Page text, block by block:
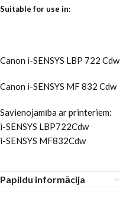
Suitable for use in:
Canon i-SENSYS LBP 722 Cdw
Canon i-SENSYS MF 832 Cdw
Savienojamība ar printeriem:
i-SENSYS LBP722Cdw
i-SENSYS MF832Cdw
Papildu informācija